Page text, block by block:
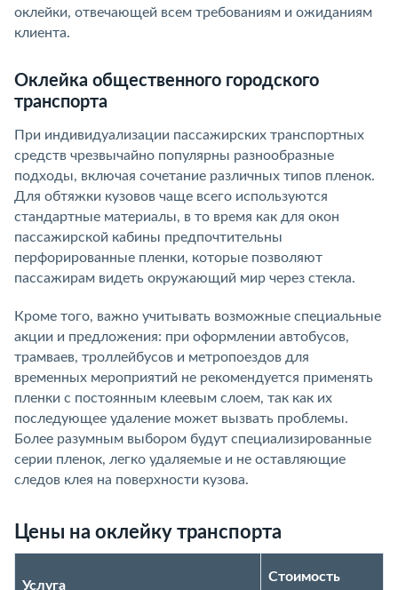
оклейки, отвечающей всем требованиям и ожиданиям
клиента.
Оклейка общественного городского
транспорта
При индивидуализации пассажирских транспортных
средств чрезвычайно популярны разнообразные
подходы, включая сочетание различных типов пленок.
Для обтяжки кузовов чаще всего используются
стандартные материалы, в то время как для окон
пассажирской кабины предпочтительны
перфорированные пленки, которые позволяют
пассажирам видеть окружающий мир через стекла.
Кроме того, важно учитывать возможные специальные
акции и предложения: при оформлении автобусов,
трамваев, троллейбусов и метропоездов для
временных мероприятий не рекомендуется применять
пленки с постоянным клеевым слоем, так как их
последующее удаление может вызвать проблемы.
Более разумным выбором будут специализированные
серии пленок, легко удаляемые и не оставляющие
следов клея на поверхности кузова.
Цены на оклейку транспорта
Услуга
Стоимость